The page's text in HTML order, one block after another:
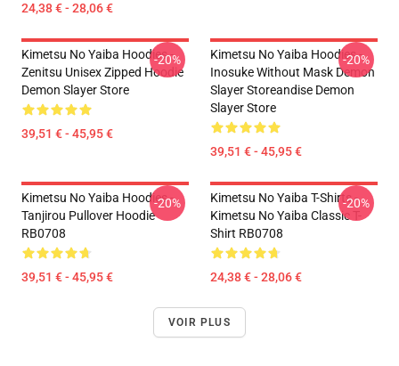
24,38 € - 28,06 €
Kimetsu No Yaiba Hoodies -
Zenitsu Unisex Zipped Hoodie
Demon Slayer Store
39,51 € - 45,95 €
-20%
Kimetsu No Yaiba Hoodies -
Inosuke Without Mask Demon
Slayer Storeandise Demon
Slayer Store
39,51 € - 45,95 €
-20%
Kimetsu No Yaiba Hoodies -
Tanjirou Pullover Hoodie
RB0708
39,51 € - 45,95 €
-20%
Kimetsu No Yaiba T-Shirts -
Kimetsu No Yaiba Classic T-
Shirt RB0708
24,38 € - 28,06 €
-20%
VOIR PLUS